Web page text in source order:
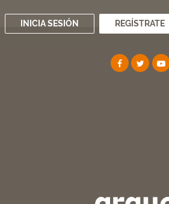
INICIA SESIÓN REGÍSTRATE